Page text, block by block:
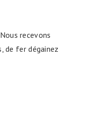
recevons
de fer dégainez